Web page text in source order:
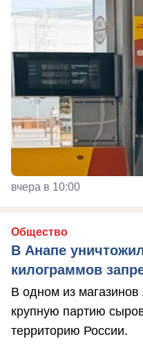
вчера в 10:00
Общество
В Анапе
килограммов
В одном из
крупную партию
территорию России.